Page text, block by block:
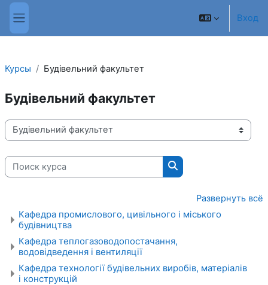
Перейти к основному содержанию
Боковая панель
Вход
Курсы Будівельний факультет
Будівельний факультет
Категории курсов
Поиск курса
Поиск курса
Развернуть всё
Кафедра промислового, цивільного і міського
будівництва
Кафедра теплогазoводопостачання,
водовідведення і вентиляції
Кафедра технології будівельних виробів, матеріалів
і конструкцій